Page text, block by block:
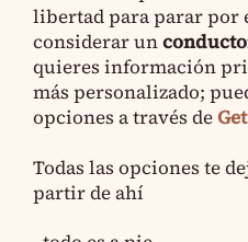
libertad para parar por
considerar un
quieres información
más personalizado;
opciones a través de
Todas las opciones te
partir de ahí